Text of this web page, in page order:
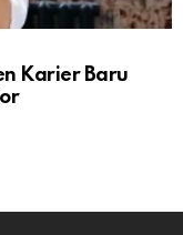
Karier Baru